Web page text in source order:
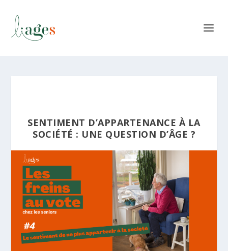
SENTIMENT D’APPARTENANCE À LA
SOCIÉTÉ : UNE QUESTION D’ÂGE ?